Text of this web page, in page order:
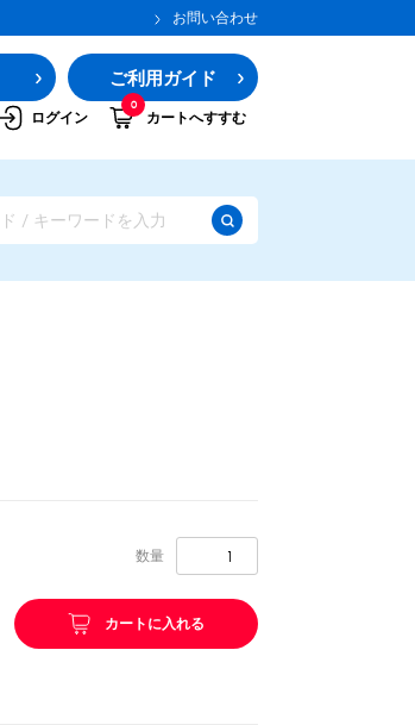
お問い合わせ
ご利用ガイド
ログイン
0
カートへすすむ
数量
カートに入れる